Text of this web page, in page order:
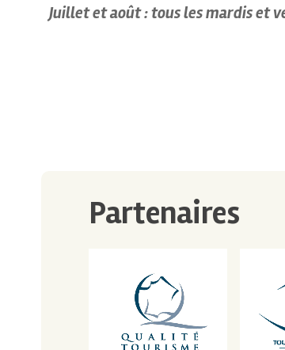
Juillet et août : tous les mardis et
Partenaires